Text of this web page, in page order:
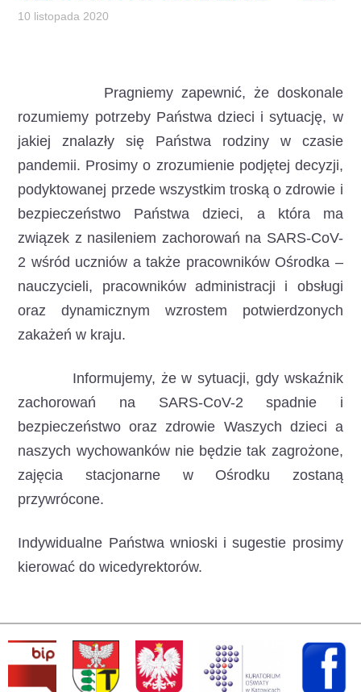
10 listopada 2020
Pragniemy zapewnić, że doskonale
rozumiemy potrzeby Państwa dzieci i sytuację, w
jakiej znalazły się Państwa rodziny w czasie
pandemii. Prosimy o zrozumienie podjętej decyzji,
podyktowanej przede wszystkim troską o zdrowie i
bezpieczeństwo Państwa dzieci, a która ma
związek z nasileniem zachorowań na SARS-CoV-
2 wśród uczniów a także pracowników Ośrodka –
nauczycieli, pracowników administracji i obsługi
oraz dynamicznym wzrostem potwierdzonych
zakażeń w kraju.
Informujemy, że w sytuacji, gdy wskaźnik
zachorowań na SARS-CoV-2 spadnie i
bezpieczeństwo oraz zdrowie Waszych dzieci a
naszych wychowanków nie będzie tak zagrożone,
zajęcia stacjonarne w Ośrodku zostaną
przywrócone.
Indywidualne Państwa wnioski i sugestie prosimy
kierować do wicedyrektorów.